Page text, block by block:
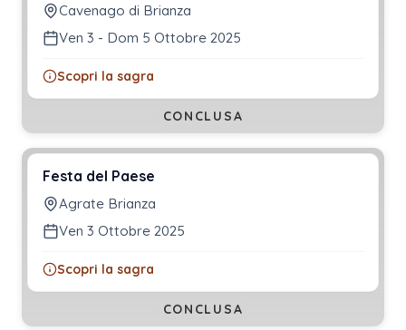
Cavenago di Brianza
Ven 3 - Dom 5 Ottobre 2025
Scopri la sagra
CONCLUSA
Festa del Paese
Agrate Brianza
Ven 3 Ottobre 2025
Scopri la sagra
CONCLUSA